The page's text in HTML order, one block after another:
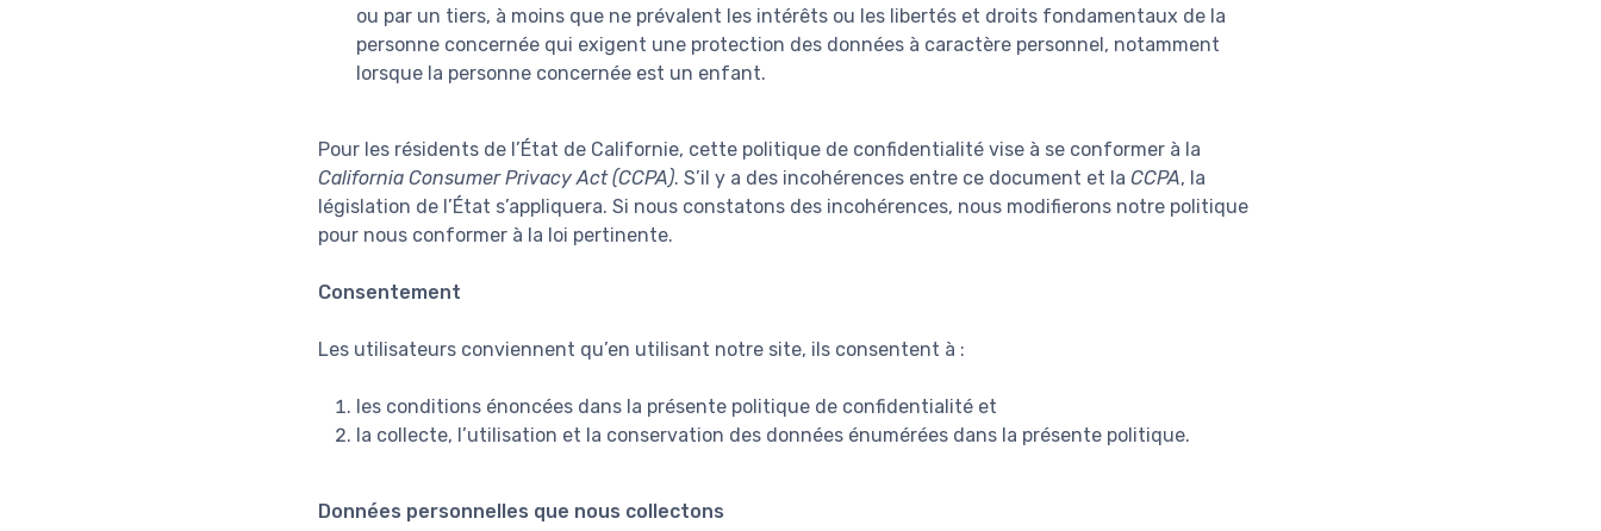
ou par un tiers, à moins que ne prévalent les intérêts ou les libertés et droits fondamentaux de la
personne concernée qui exigent une protection des données à caractère personnel, notamment
lorsque la personne concernée est un enfant.
Pour les résidents de l’État de Californie, cette politique de confidentialité vise à se conformer à la
California Consumer Privacy Act (CCPA). S’il y a des incohérences entre ce document et la CCPA, la
législation de l’État s’appliquera. Si nous constatons des incohérences, nous modifierons notre politique
pour nous conformer à la loi pertinente.
Consentement
Les utilisateurs conviennent qu’en utilisant notre site, ils consentent à :
les conditions énoncées dans la présente politique de confidentialité et
la collecte, l’utilisation et la conservation des données énumérées dans la présente politique.
Données personnelles que nous collectons